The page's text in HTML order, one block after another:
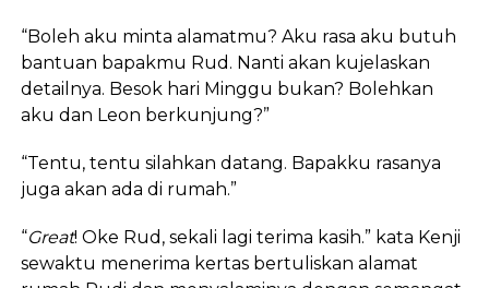
“Boleh aku minta alamatmu? Aku rasa aku butuh
bantuan bapakmu Rud. Nanti akan kujelaskan
detailnya. Besok hari Minggu bukan? Bolehkan
aku dan Leon berkunjung?”
“Tentu, tentu silahkan datang. Bapakku rasanya
juga akan ada di rumah.”
“Great! Oke Rud, sekali lagi terima kasih.” kata Kenji
sewaktu menerima kertas bertuliskan alamat